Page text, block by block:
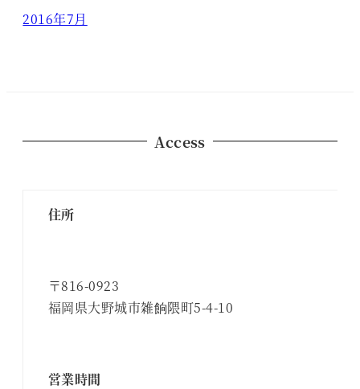
2016年7月
Access
住所
〒816-0923
福岡県大野城市雑餉隈町5-4-10
営業時間